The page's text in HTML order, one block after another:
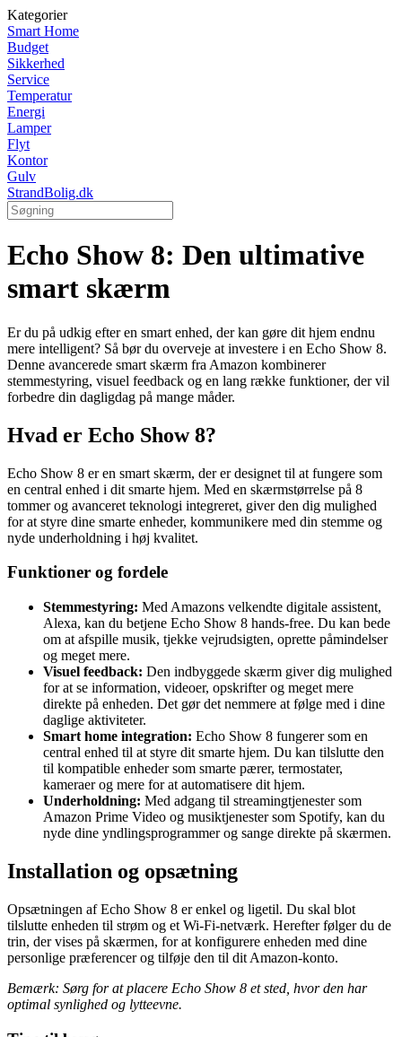
Kategorier
Smart Home
Budget
Sikkerhed
Service
Temperatur
Energi
Lamper
Flyt
Kontor
Gulv
StrandBolig.dk
Echo Show 8: Den ultimative
smart skærm
Er du på udkig efter en smart enhed, der kan gøre dit hjem endnu
mere intelligent? Så bør du overveje at investere i en Echo Show 8.
Denne avancerede smart skærm fra Amazon kombinerer
stemmestyring, visuel feedback og en lang række funktioner, der vil
forbedre din dagligdag på mange måder.
Hvad er Echo Show 8?
Echo Show 8 er en smart skærm, der er designet til at fungere som
en central enhed i dit smarte hjem. Med en skærmstørrelse på 8
tommer og avanceret teknologi integreret, giver den dig mulighed
for at styre dine smarte enheder, kommunikere med din stemme og
nyde underholdning i høj kvalitet.
Funktioner og fordele
Stemmestyring: Med Amazons velkendte digitale assistent,
Alexa, kan du betjene Echo Show 8 hands-free. Du kan bede
om at afspille musik, tjekke vejrudsigten, oprette påmindelser
og meget mere.
Visuel feedback: Den indbyggede skærm giver dig mulighed
for at se information, videoer, opskrifter og meget mere
direkte på enheden. Det gør det nemmere at følge med i dine
daglige aktiviteter.
Smart home integration: Echo Show 8 fungerer som en
central enhed til at styre dit smarte hjem. Du kan tilslutte den
til kompatible enheder som smarte pærer, termostater,
kameraer og mere for at automatisere dit hjem.
Underholdning: Med adgang til streamingtjenester som
Amazon Prime Video og musiktjenester som Spotify, kan du
nyde dine yndlingsprogrammer og sange direkte på skærmen.
Installation og opsætning
Opsætningen af Echo Show 8 er enkel og ligetil. Du skal blot
tilslutte enheden til strøm og et Wi-Fi-netværk. Herefter følger du de
trin, der vises på skærmen, for at konfigurere enheden med dine
personlige præferencer og tilføje den til dit Amazon-konto.
Bemærk: Sørg for at placere Echo Show 8 et sted, hvor den har
optimal synlighed og lytteevne.